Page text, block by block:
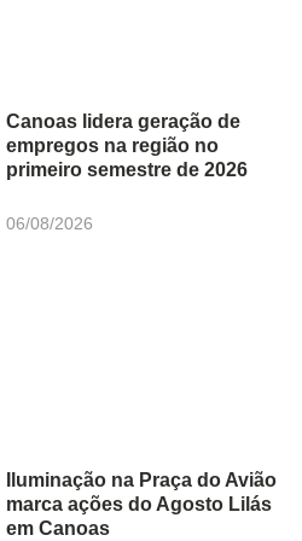
Canoas lidera geração de
empregos na região no
primeiro semestre de 2026
06/08/2026
Iluminação na Praça do Avião
marca ações do Agosto Lilás
em Canoas